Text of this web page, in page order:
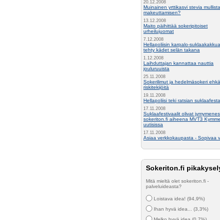
20.12.2008
Muinainen yrttikasvi stevia
makeuttamisen?
13.12.2008
Maito päihittää sokeripitoiset
urheilujuomat
7.12.2008
Hellapoliisin karpalo-
tehty kädet selän takana
1.12.2008
Laihduttajan kannattaa nauttia
jouluruuista
25.11.2008
Sokerilimut ja hedelmäsokeri
riskitekijöitä
19.11.2008
Hellapoliisi teki ratsian
17.11.2008
Suklaafestivaalit olivat
sokeriton.fi aiheena MVT3
uutisissa
17.11.2008
Asiaa verkkokaupasta - Sopivaa
Sokeriton.fi
Mitä mieltä olet sokeriton.fi -
palveluideasta?
Loistava idea! (94,9%)
Ihan hyvä idea... (3,3%)